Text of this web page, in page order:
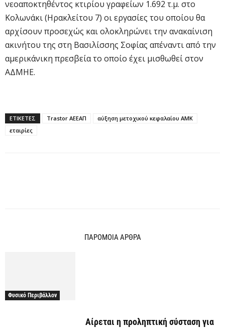
νεοαποκτηθέντος κτιρίου γραφείων 1.692 τ.μ. στο
Κολωνάκι (Ηρακλείτου 7) οι εργασίες του οποίου θα
αρχίσουν προσεχώς και ολοκληρώνει την ανακαίνιση
ακινήτου της στη Βασιλίσσης Σοφίας απέναντι από την
αμερικάνικη πρεσβεία το οποίο έχει μισθωθεί στον
ΑΔΜΗΕ.
ΕΤΙΚΕΤΕΣ Trastor ΑΕΕΑΠ
αύξηση μετοχικού κεφαλαίου ΑΜΚ
εταιρίες
ΠΑΡΟΜΟΙΑ ΑΡΘΡΑ
Φυσικό Περιβάλλον
Αίρεται η προληπτική σύσταση για